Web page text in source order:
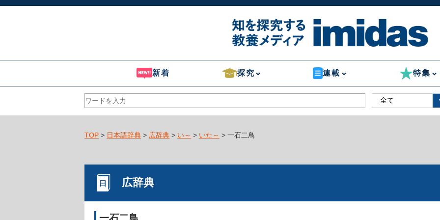
新着 探究 連載 特集
TOP > 日本語辞典 > 広辞典 > い～ > いた～ > 一石二鳥
広辞典